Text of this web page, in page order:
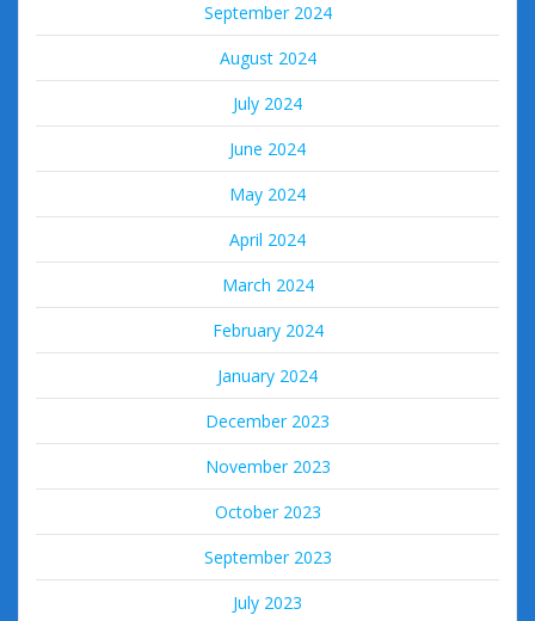
September 2024
August 2024
July 2024
June 2024
May 2024
April 2024
March 2024
February 2024
January 2024
December 2023
November 2023
October 2023
September 2023
July 2023